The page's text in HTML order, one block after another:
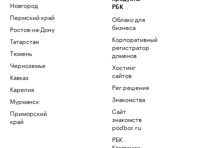
Новгород
Пермский край
Ростов-на-Дону
Татарстан
Тюмень
Черноземье
Кавказ
Карелия
Мурманск
Приморский
край
РБК
Облако для
бизнеса
Корпоративный
регистратор
доменов
Хостинг
сайтов
Рег.решения
Знакомства
Сайт
знакомств
podbor.ru
РБК